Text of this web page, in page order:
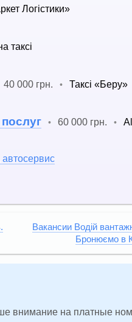
Логістики»
таксі
40 000 грн. •
Таксі «Беру»
• 60 000 грн. •
автосервис
Вакансии Водій
Бронюємо в
внимание на платные